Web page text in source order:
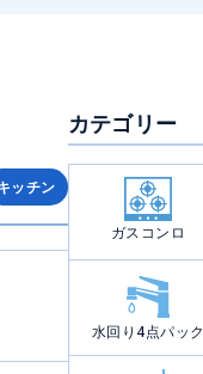
ッチン
カテゴリー
ガスコンロ
水回り4点パック